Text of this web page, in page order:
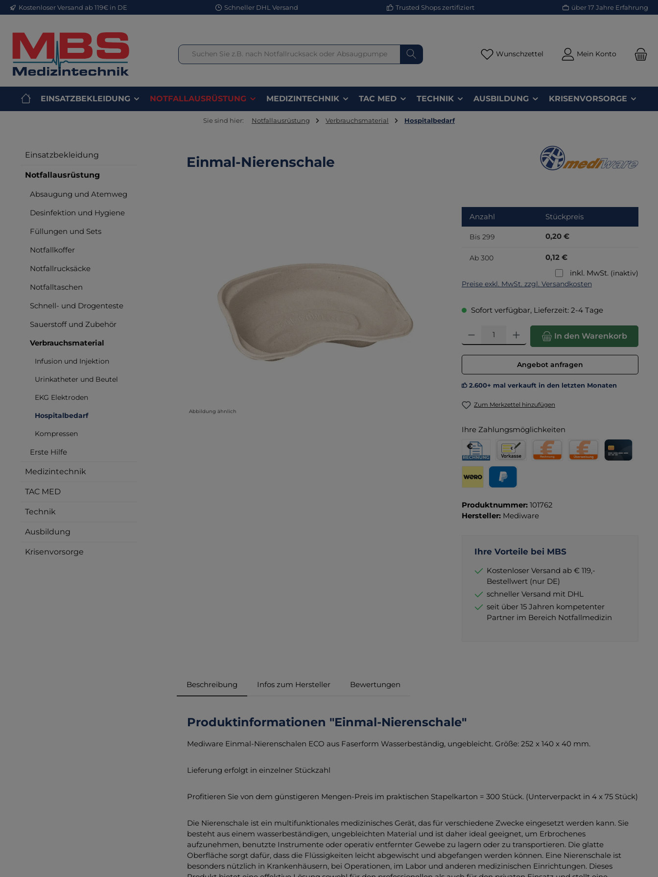
Hauptinhalt springen
Zur Suche springen
Zur Hauptnavigation springen
Kostenloser Versand ab 119€ in DE Schneller DHL Versand Trusted Shops zertifiziert über 17 Jahre Erfahrung
Wunschzettel Du hast 0 Produkte auf dem
Mein Konto
EINSATZBEKLEIDUNG NOTFALLAUSRÜSTUNG MEDIZINTECHNIK TAC MED TECHNIK AUSBILDUNG KRISENVORSORGE
Sie sind hier: Notfallausrüstung Verbrauchsmaterial Hospitalbedarf
Einsatzbekleidung
Notfallausrüstung
Absaugung und Atemweg
Desinfektion und Hygiene
Füllungen und Sets
Notfallkoffer
Notfallrucksäcke
Notfalltaschen
Schnell- und Drogenteste
Sauerstoff und Zubehör
Verbrauchsmaterial
Infusion und Injektion
Urinkatheter und Beutel
EKG Elektroden
Hospitalbedarf
Kompressen
Erste Hilfe
Medizintechnik
TAC MED
Technik
Ausbildung
Krisenvorsorge
Einmal-Nierenschale
Abbildung ähnlich
Anzahl Stückpreis
Bis 299 0,20 €
Ab 300
0,12 €
inkl. MwSt. (inaktiv)
Preise exkl. MwSt. zzgl. Versandkosten
Sofort verfügbar, Lieferzeit: 2-4 Tage
Produkt Anzahl: Gib den gewünschten Wert ein oder
In den Warenkorb
Angebot anfragen
2.600+ mal verkauft in den letzten Monaten
Zum Merkzettel hinzufügen
Ihre Zahlungsmöglichkeiten
Rechnung für Behörden
Vorkasse
Produktnummer: 101762
Hersteller: Mediware
Ihre Vorteile bei MBS
Kostenloser Versand ab € 119,-
Bestellwert (nur DE)
schneller Versand mit DHL
seit über 15 Jahren kompetenter
Partner im Bereich Notfallmedizin
Beschreibung Infos zum Hersteller Bewertungen
Produktinformationen "Einmal-Nierenschale"
Mediware Einmal-Nierenschalen ECO aus Faserform Wasserbeständig, ungebleicht. Größe: 252 x 140 x 40 mm.
Lieferung erfolgt in einzelner Stückzahl
Profitieren Sie von dem günstigeren Mengen-Preis im praktischen Stapelkarton = 300 Stück. (Unterverpackt in 4 x 75 Stück)
Die Nierenschale ist ein multifunktionales medizinisches Gerät, das für verschiedene Zwecke eingesetzt werden kann. Sie
besteht aus einem wasserbeständigen, ungebleichten Material und ist daher ideal geeignet, um Erbrochenes
aufzunehmen, benutzte Instrumente oder operativ entfernter Gewebe zu lagern oder zu transportieren. Die glatte
Oberfläche sorgt dafür, dass die Flüssigkeiten leicht abgewischt und abgefangen werden können. Eine Nierenschale ist
besonders nützlich in Krankenhäusern, bei Operationen, im Labor und anderen medizinischen Einrichtungen. Dieses